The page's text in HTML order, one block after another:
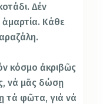
Δέν
ἁμαρτία. Κάθε
κόσμο ἀκριβῶς
νά μᾶς δώσῃ
τά φῶτα, γιά νά